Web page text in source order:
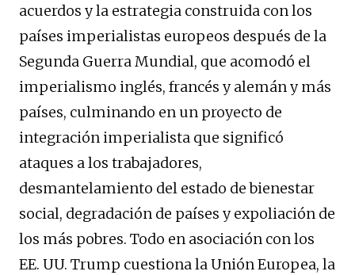
acuerdos y la estrategia construida con los
países imperialistas europeos después de la
Segunda Guerra Mundial, que acomodó el
imperialismo inglés, francés y alemán y más
países, culminando en un proyecto de
integración imperialista que significó
ataques a los trabajadores,
desmantelamiento del estado de bienestar
social, degradación de países y expoliación de
los más pobres. Todo en asociación con los
EE. UU. Trump cuestiona la Unión Europea, la